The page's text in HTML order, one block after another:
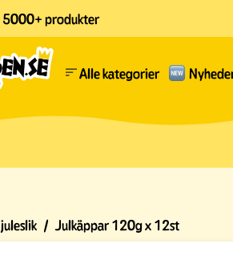
5000+ produkter
Alle kategorier
juleslik / Julkäppar 120g x 12st